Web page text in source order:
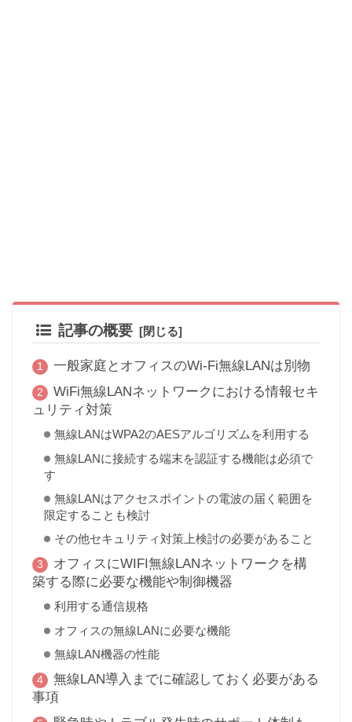
記事の概要
一般家庭とオフィスのWi-Fi無線LANは別物
WiFi無線LANネットワークにおける情報セキ
ュリティ対策
無線LANはWPA2のAESアルゴリズムを利用する
無線LANに接続する端末を認証する機能は必須で
す
無線LANはアクセスポイントの電波の届く範囲を
限定することも検討
その他セキュリティ対策上検討の必要があること
オフィスにWIFI無線LANネットワークを構
築する際に必要な機能や制御機器
利用する通信規格
オフィスの無線LANに必要な機能
無線LAN機器の性能
無線LAN導入までに確認しておく必要がある
事項